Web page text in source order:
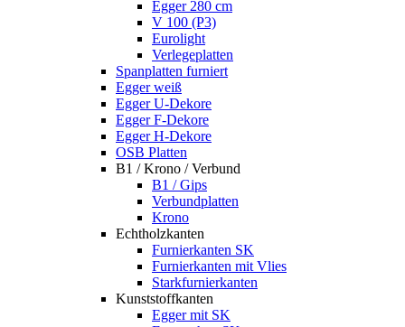
Egger 280 cm
V 100 (P3)
Eurolight
Verlegeplatten
Spanplatten furniert
Egger weiß
Egger U-Dekore
Egger F-Dekore
Egger H-Dekore
OSB Platten
B1 / Krono / Verbund
B1 / Gips
Verbundplatten
Krono
Echtholzkanten
Furnierkanten SK
Furnierkanten mit Vlies
Starkfurnierkanten
Kunststoffkanten
Egger mit SK